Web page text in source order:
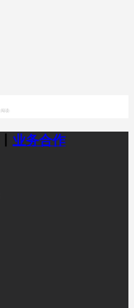
阅读:
业务合作